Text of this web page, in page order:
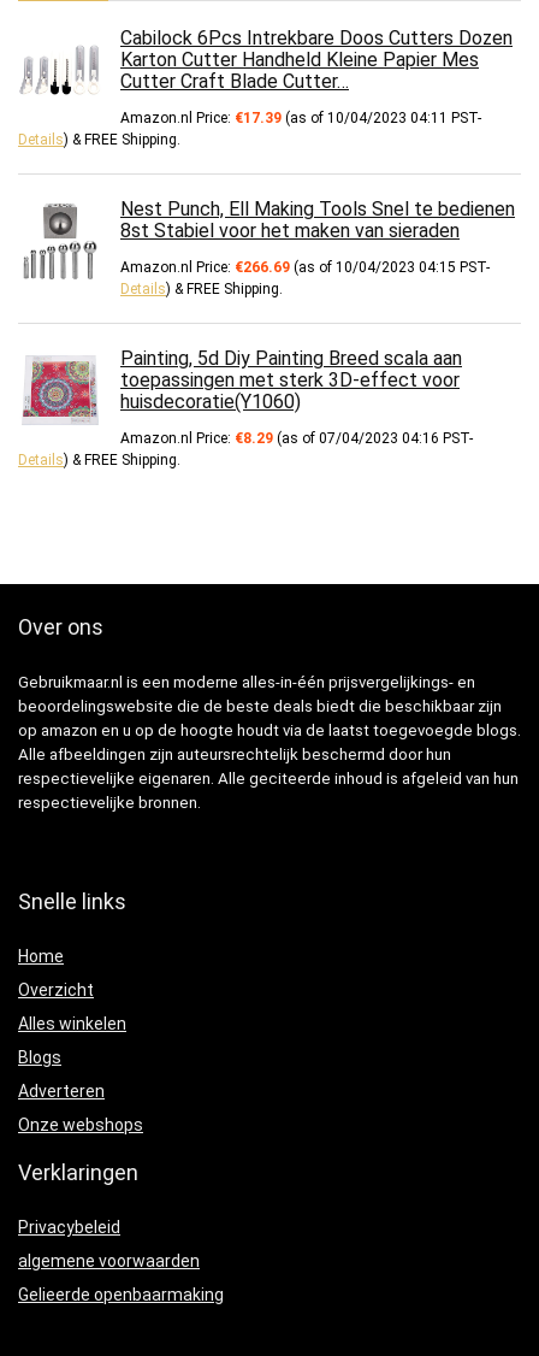
Cabilock 6Pcs Intrekbare Doos Cutters Dozen
Karton Cutter Handheld Kleine Papier Mes
Cutter Craft Blade Cutter…
Amazon.nl Price: €17.39 (as of 10/04/2023 04:11 PST-
Details) & FREE Shipping.
Nest Punch, Ell Making Tools Snel te bedienen
8st Stabiel voor het maken van sieraden
Amazon.nl Price: €266.69 (as of 10/04/2023 04:15 PST-
Details) & FREE Shipping.
Painting, 5d Diy Painting Breed scala aan
toepassingen met sterk 3D-effect voor
huisdecoratie(Y1060)
Amazon.nl Price: €8.29 (as of 07/04/2023 04:16 PST-
Details) & FREE Shipping.
Over ons
Gebruikmaar.nl is een moderne alles-in-één prijsvergelijkings- en
beoordelingswebsite die de beste deals biedt die beschikbaar zijn
op amazon en u op de hoogte houdt via de laatst toegevoegde blogs.
Alle afbeeldingen zijn auteursrechtelijk beschermd door hun
respectievelijke eigenaren. Alle geciteerde inhoud is afgeleid van hun
respectievelijke bronnen.
Snelle links
Home
Overzicht
Alles winkelen
Blogs
Adverteren
Onze webshops
Verklaringen
Privacybeleid
algemene voorwaarden
Gelieerde openbaarmaking